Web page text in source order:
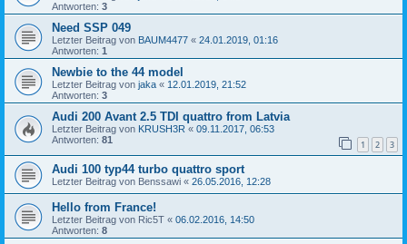
Antworten: 3
Need SSP 049
Letzter Beitrag von BAUM4477 « 24.01.2019, 01:16
Antworten: 1
Newbie to the 44 model
Letzter Beitrag von jaka « 12.01.2019, 21:52
Antworten: 3
Audi 200 Avant 2.5 TDI quattro from Latvia
Letzter Beitrag von KRUSH3R « 09.11.2017, 06:53
Antworten: 81 1 2 3
Audi 100 typ44 turbo quattro sport
Letzter Beitrag von Benssawi « 26.05.2016, 12:28
Hello from France!
Letzter Beitrag von Ric5T « 06.02.2016, 14:50
Antworten: 8